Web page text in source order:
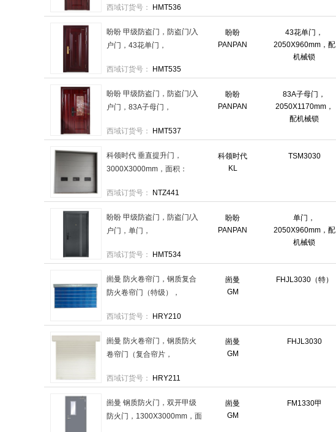
卖规格：1件
西域订货号： HMT536
盼盼
PANPAN
43花单门，
2050X960mm，配
机械锁
盼盼 甲级防盗门，防盗门/入
户门，43花单门，
卖规格：1件
西域订货号： HMT535
盼盼
PANPAN
83A子母门，
2050X1170mm，
配机械锁
盼盼 甲级防盗门，防盗门/入
户门，83A子母门，
卖规格：1件
西域订货号： HMT537
科领时代
KL
TSM3030
科领时代 垂直提升门，
3000X3000mm，面积：
卖规格：1扇
西域订货号： NTZ441
盼盼
PANPAN
单门，
2050X960mm，配
机械锁
盼盼 甲级防盗门，防盗门/入
户门，单门，
卖规格：1件
西域订货号： HMT534
崮曼
GM
FHJL3030（特）
崮曼 防火卷帘门，钢质复合
防火卷帘门（特级），
11.52m²FHJL3030（特） 售
西域订货号： HRY210
崮曼
GM
FHJL3030
崮曼 防火卷帘门，钢质防火
卷帘门（复合帘片，
11.52m²FHJL3030 售卖规
西域订货号： HRY211
崮曼
GM
FM1330甲
崮曼 钢质防火门，双开甲级
防火门，1300X3000mm，面